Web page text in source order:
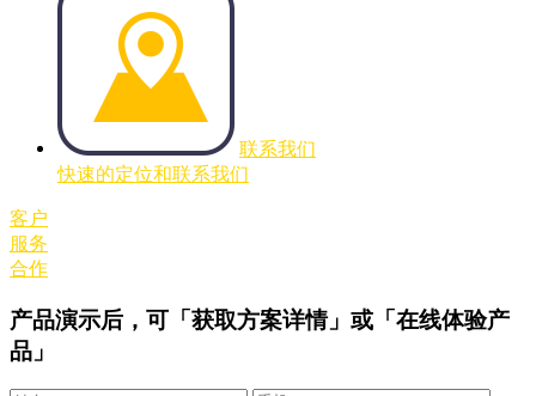
联系我们
快速的定位和联系我们
客户
服务
合作
产品演示后，可「获取方案详情」或「在线体验产
品」